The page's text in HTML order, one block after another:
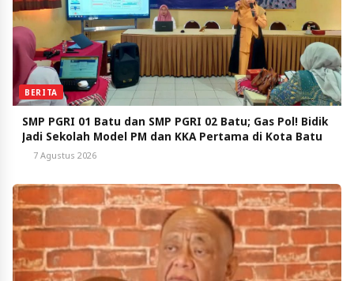
BERITA
SMP PGRI 01 Batu dan SMP PGRI 02 Batu; Gas Pol! Bidik
Jadi Sekolah Model PM dan KKA Pertama di Kota Batu
7 Agustus 2026